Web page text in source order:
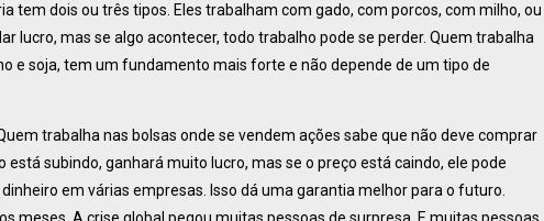
tem dois ou três tipos. Eles trabalham com gado, com porcos, com milho, ou
lucro, mas se algo acontecer, todo trabalho pode se perder. Quem trabalha
e soja, tem um fundamento mais forte e não depende de um tipo de
trabalha nas bolsas onde se vendem ações sabe que não deve comprar
subindo, ganhará muito lucro, mas se o preço está caindo, ele pode
em várias empresas. Isso dá uma garantia melhor para o futuro.